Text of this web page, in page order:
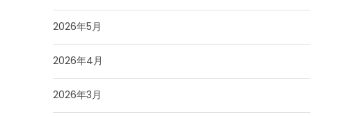
2026年5月
2026年4月
2026年3月